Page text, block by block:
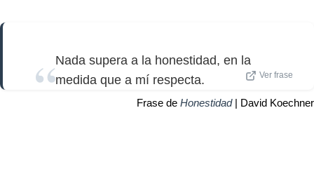
Nada supera a la honestidad, en la
medida que a mí respecta.
Ver frase
Frase de Honestidad| David Koechner